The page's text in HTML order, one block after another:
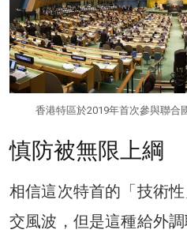
香港特區於2019年首次參與聯合
慎防被無限上綱
相信這次特首的「技術
交風波，但是這種給外